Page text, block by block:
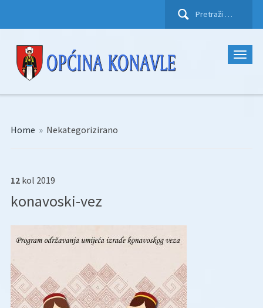
Pretraži:
Home » Nekategorizirano
12 kol 2019
konavoski-vez